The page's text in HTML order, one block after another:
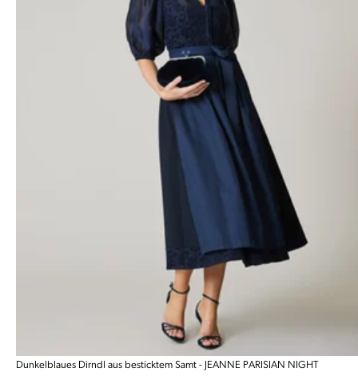
Dunkelblaues Dirndl aus besticktem Samt - JEANNE PARISIAN NIGHT